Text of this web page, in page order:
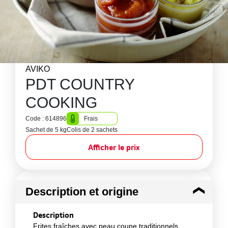
AVIKO
PDT COUNTRY
COOKING
Code : 614896
Frais
Sachet de 5 kgColis de 2 sachets
Afficher le prix
Description et origine
Description
Frites fraîches avec peau coupe traditionnels,